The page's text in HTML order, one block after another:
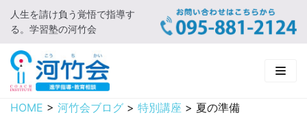
コ
ン
テ
ン
ツ
に
人生を請け負う覚悟で指導す
る。学習塾の河竹会
HOME
HOME > 河竹会ブログ > 特別講座 > 夏の準備